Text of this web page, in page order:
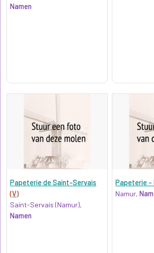
Namen
Papeterie de Saint-Servais
(V)
Saint-Servais (Namur),
Namen
Papeterie -
Namur,